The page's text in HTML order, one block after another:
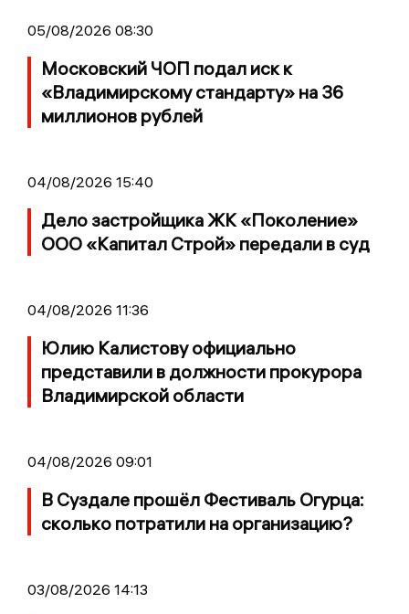
05/08/2026 08:30
Московский ЧОП подал иск к
«Владимирскому стандарту» на 36
миллионов рублей
04/08/2026 15:40
Дело застройщика ЖК «Поколение»
ООО «Капитал Строй» передали в суд
04/08/2026 11:36
Юлию Калистову официально
представили в должности прокурора
Владимирской области
04/08/2026 09:01
В Суздале прошёл Фестиваль Огурца:
сколько потратили на организацию?
03/08/2026 14:13